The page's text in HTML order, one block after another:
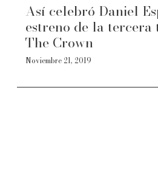
Así celebró Daniel
estreno de la tercera
The Crown
Noviembre 21, 2019